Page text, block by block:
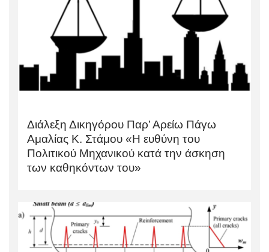
Διάλεξη Δικηγόρου Παρ’ Αρείω Πάγω
Αμαλίας Κ. Στάμου «Η ευθύνη του
Πολιτικού Μηχανικού κατά την άσκηση
των καθηκόντων του»